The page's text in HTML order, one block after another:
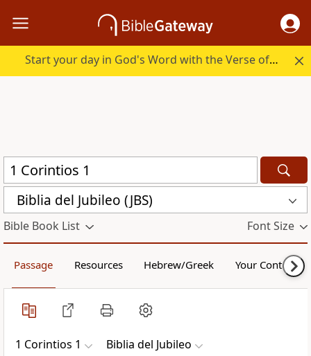
Start your day in God's Word with the Verse of the Day.
Biblia del Jubileo (JBS)
Bible Book List Font Size
Passage Resources Hebrew/Greek Your Content
1 Corintios 1 Biblia del Jubileo